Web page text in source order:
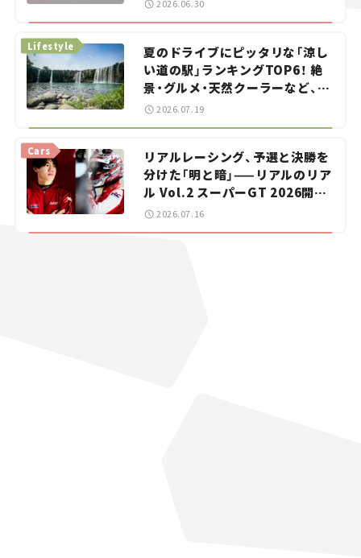
イカー選び #02
2026.06.30
夏のドライブにピッタリな「涼し
い道の駅」ランキングTOP6！ 絶
景・グルメ・天然クーラーなど、避
暑におすすめのスポットを紹介
Lifestyle
2026.07.19
リアルレーシング、予選と決勝を
分けた「明と暗」——リアルのリア
ル Vol.2 スーパーGT 2026開幕
戦 岡山国際サーキット
Cars
2026.07.16